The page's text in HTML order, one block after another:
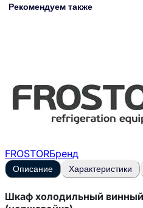
Рекомендуем также
FROSTORБренд
Описание Характеристики
Шкаф холодильный винный